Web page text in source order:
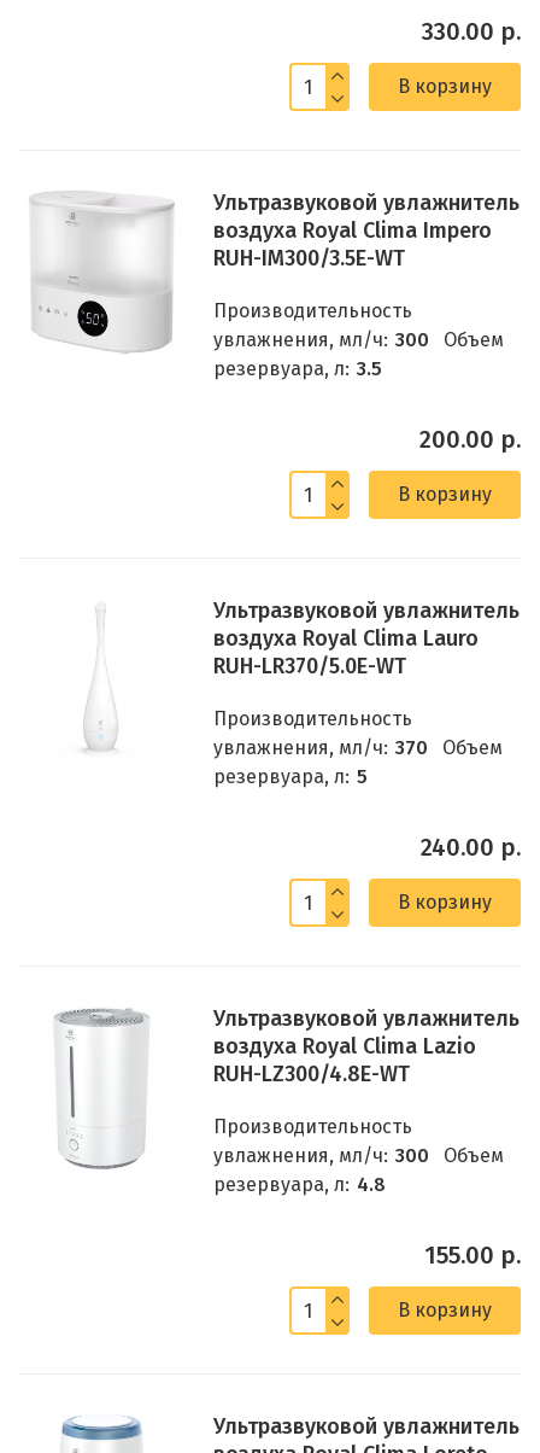
330.00 р.
В корзину
Ультразвуковой увлажнитель
воздуха Royal Clima Impero
RUH-IM300/3.5E-WT
Производительность
увлажнения, мл/ч: 300
Объем
резервуара, л: 3.5
200.00 р.
В корзину
Ультразвуковой увлажнитель
воздуха Royal Clima Lauro
RUH-LR370/5.0E-WT
Производительность
увлажнения, мл/ч: 370
Объем
резервуара, л: 5
240.00 р.
В корзину
Ультразвуковой увлажнитель
воздуха Royal Clima Lazio
RUH-LZ300/4.8E-WT
Производительность
увлажнения, мл/ч: 300
Объем
резервуара, л: 4.8
155.00 р.
В корзину
Ультразвуковой увлажнитель